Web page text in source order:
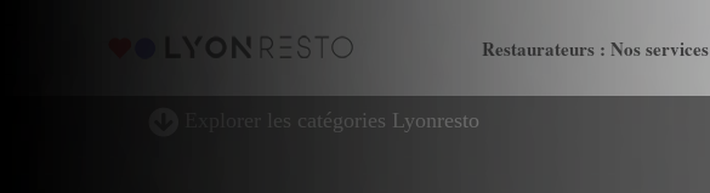
Restaurateurs : Nos services
Explorer les catégories Lyonresto